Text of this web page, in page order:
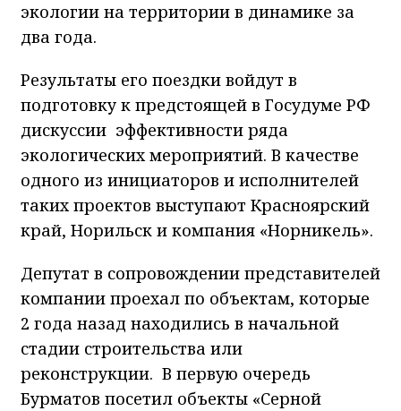
экологии на территории в динамике за
два года.
Результаты его поездки войдут в
подготовку к предстоящей в Госудуме РФ
дискуссии эффективности ряда
экологических мероприятий. В качестве
одного из инициаторов и исполнителей
таких проектов выступают Красноярский
край, Норильск и компания «Норникель».
Депутат в сопровождении представителей
компании проехал по объектам, которые
2 года назад находились в начальной
стадии строительства или
реконструкции. В первую очередь
Бурматов посетил объекты «Серной